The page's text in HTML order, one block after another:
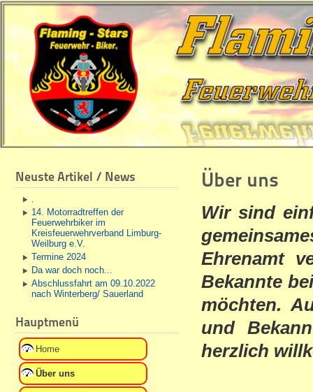
Neuste Artikel / News
.
14. Motorradtreffen der
Feuerwehrbiker im
Kreisfeuerwehrverband Limburg-
Weilburg e.V.
Termine 2024
Da war doch noch...
Abschlussfahrt am 09.10.2022
nach Winterberg/ Sauerland
Hauptmenü
Home
Über uns
Über uns
Wir sind
Ehrenamt
Bekannte
möchten.
und
herzlich